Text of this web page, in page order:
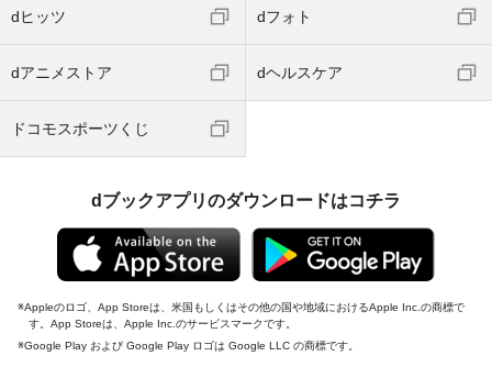
dヒッツ dフォト
dアニメストア dヘルスケア
ドコモスポーツくじ
dブックアプリのダウンロードはコチラ
Appleのロゴ、App Storeは、米国もしくはその他の国や地域におけるApple Inc.の商標で
す。App Storeは、Apple Inc.のサービスマークです。
Google Play および Google Play ロゴは Google LLC の商標です。